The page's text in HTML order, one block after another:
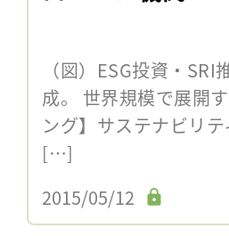
（図）ESG投資・
成。 世界規模で展開
ング】サステナビリ
[…]
2015/05/12